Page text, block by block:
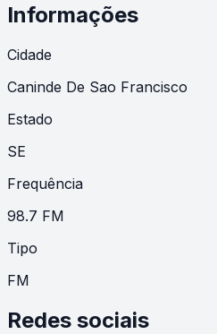
Informações
Cidade
Caninde De Sao Francisco
Estado
SE
Frequência
98.7 FM
Tipo
FM
Redes sociais